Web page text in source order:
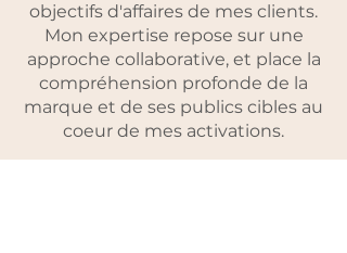
objectifs d'affaires de mes clients.
Mon expertise repose sur une
approche collaborative, et place la
compréhension profonde de la
marque et de ses publics cibles au
coeur de mes activations.